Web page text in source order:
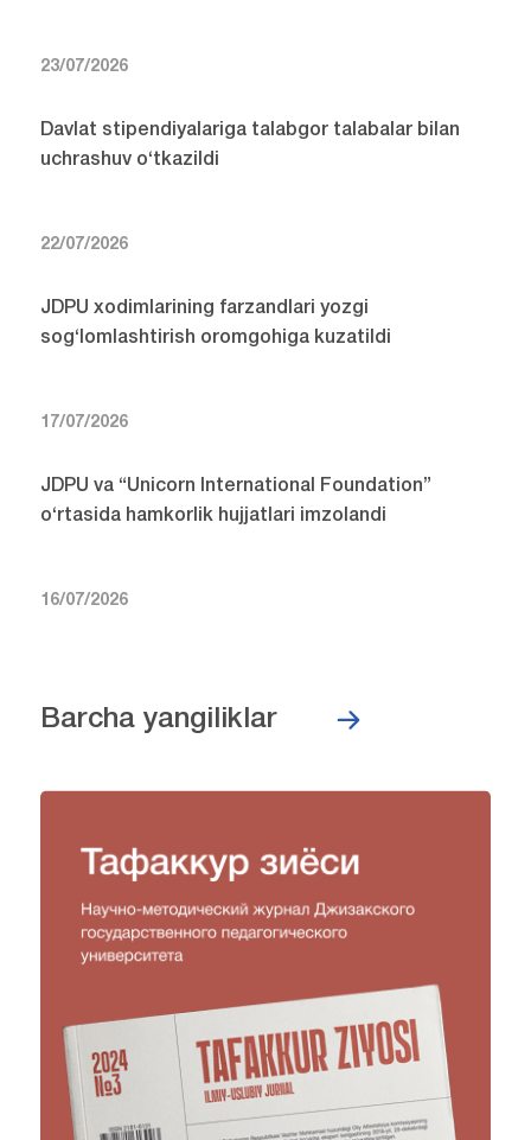
23/07/2026
Davlat stipendiyalariga talabgor talabalar bilan
uchrashuv o‘tkazildi
22/07/2026
JDPU xodimlarining farzandlari yozgi
sog‘lomlashtirish oromgohiga kuzatildi
17/07/2026
JDPU va “Unicorn International Foundation”
o‘rtasida hamkorlik hujjatlari imzolandi
16/07/2026
Barcha yangiliklar